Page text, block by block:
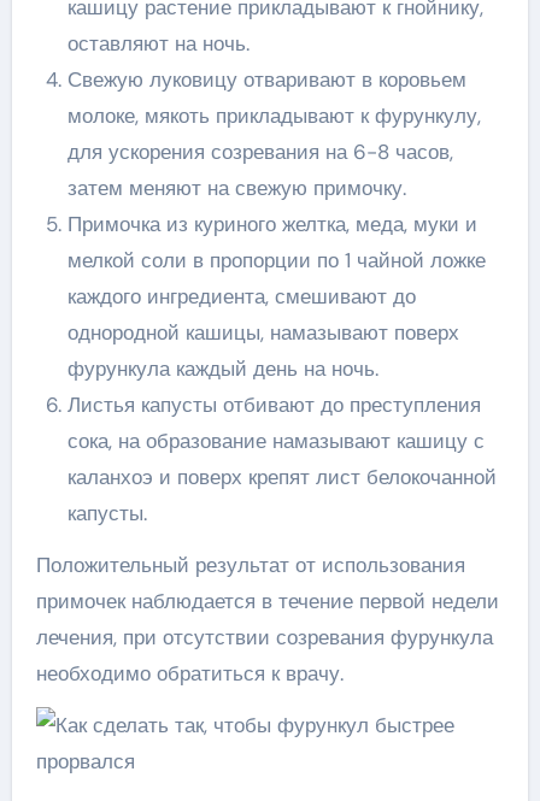
кашицу растение прикладывают к гнойнику,
оставляют на ночь.
Свежую луковицу отваривают в коровьем
молоке, мякоть прикладывают к фурункулу,
для ускорения созревания на 6-8 часов,
затем меняют на свежую примочку.
Примочка из куриного желтка, меда, муки и
мелкой соли в пропорции по 1 чайной ложке
каждого ингредиента, смешивают до
однородной кашицы, намазывают поверх
фурункула каждый день на ночь.
Листья капусты отбивают до преступления
сока, на образование намазывают кашицу с
каланхоэ и поверх крепят лист белокочанной
капусты.
Положительный результат от использования
примочек наблюдается в течение первой недели
лечения, при отсутствии созревания фурункула
необходимо обратиться к врачу.